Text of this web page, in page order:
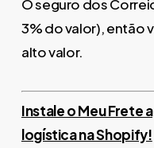
O seguro dos
3% do valor), então
alto valor.
Instale o Meu Frete
logística na Shopify!